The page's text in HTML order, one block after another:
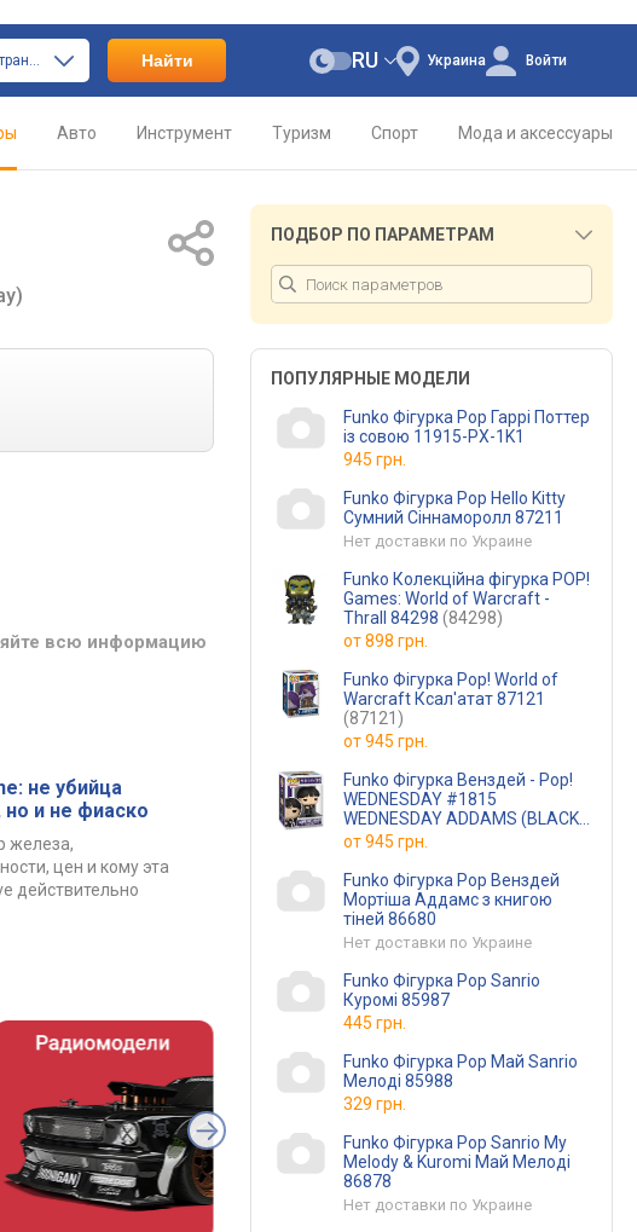
только фигурки и трансформеры Найти Украина
RU Войти
Авто Инструмент Туризм Спорт Мода и аксессуары
всю информацию
не убийца
но и не фиаско
железа,
цен и кому эта
действительно
ПОДБОР ПО ПАРАМЕТРАМ
ПОПУЛЯРНЫЕ МОДЕЛИ
Funko Фігурка Pop Гаррі Поттер
із совою 11915-PX-1K1
945 грн.
Funko Фігурка Pop Hello Kitty
Сумний Сіннаморолл 87211
Нет доставки по Украине
Funko Колекційна фігурка POP!
Games: World of Warcraft -
Thrall 84298 (84298)
от898 грн.
Funko Фігурка Pop! World of
Warcraft Ксал'атат 87121
(87121)
от945 грн.
Funko Фігурка Венздей - Pop!
WEDNESDAY #1815
WEDNESDAY ADDAMS (BLACK
COAT) (чорне пальто)
от945 грн.
Funko Фігурка Pop Венздей
Мортіша Аддамс з книгою
тіней 86680
Нет доставки по Украине
Funko Фігурка Pop Sanrio
Куромі 85987
445 грн.
Funko Фігурка Pop Май Sanrio
Мелоді 85988
329 грн.
Funko Фігурка Pop Sanrio My
Melody & Kuromi Май Мелоді
86878
Нет доставки по Украине